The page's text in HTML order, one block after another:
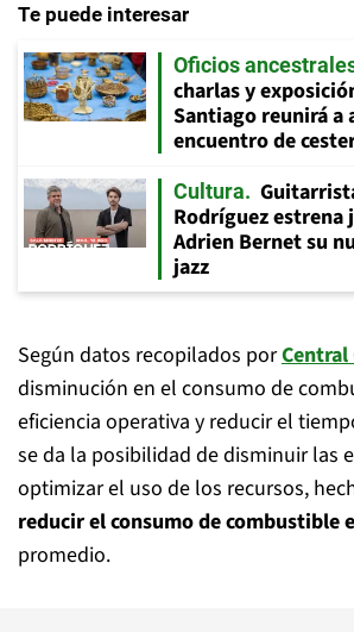
Te puede interesar
Oficios
charlas y
Santiago reunirá a
encuentro de
Cultura
Rodríguez estrena
Adrien Bernet su
jazz
Según datos recopilados porCentral
disminución en el consumo de
eficiencia operativa y reducir el
se da la posibilidad de disminuir las
optimizar el uso de los recursos,
reducir el consumo de combustible
promedio.